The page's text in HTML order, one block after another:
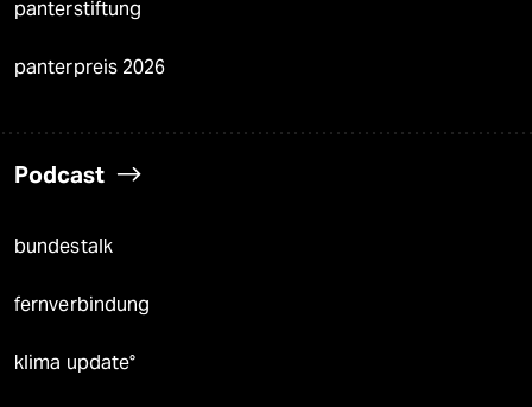
panterstiftung
panterpreis 2026
Podcast
bundestalk
fernverbindung
klima update°